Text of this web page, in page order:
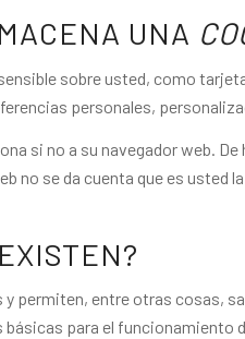
UNA
sobre usted, como
personales,
si no a su navegador web.
no se da cuenta que es
permiten, entre otras cosas,
para el funcionamiento